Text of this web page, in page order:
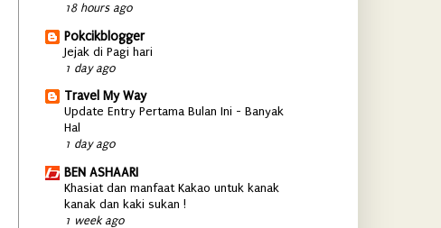
18 hours ago
Pokcikblogger
Jejak di Pagi hari
1 day ago
Travel My Way
Update Entry Pertama Bulan Ini - Banyak
Hal
1 day ago
BEN ASHAARI
Khasiat dan manfaat Kakao untuk kanak
kanak dan kaki sukan !
1 week ago